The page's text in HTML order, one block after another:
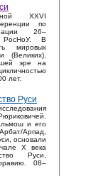
XXVI
по
26–
РосНоУ. В
мировых
(Великих),
эре на
лет.
Руси
и его
Арпад,
основали
X века
Руси,
08–